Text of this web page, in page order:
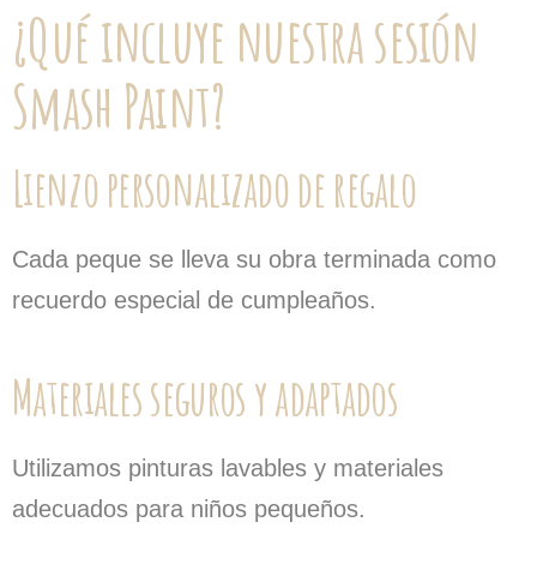
¿Qué incluye nuestra sesión
Smash Paint?
Lienzo personalizado de regalo
Cada peque se lleva su obra terminada como
recuerdo especial de cumpleaños.
Materiales seguros y adaptados
Utilizamos pinturas lavables y materiales
adecuados para niños pequeños.